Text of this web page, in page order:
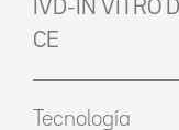
IVD-IN VITRO
CE
Tecnología